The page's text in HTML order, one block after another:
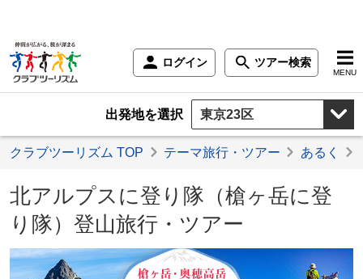
ログイン ツアー検索
MENU
出発地を選択
クラブツーリズム TOP テーマ旅行・ツアー あるく
北アルプスに登り隊（槍ヶ岳に登
り隊）登山旅行・ツアー